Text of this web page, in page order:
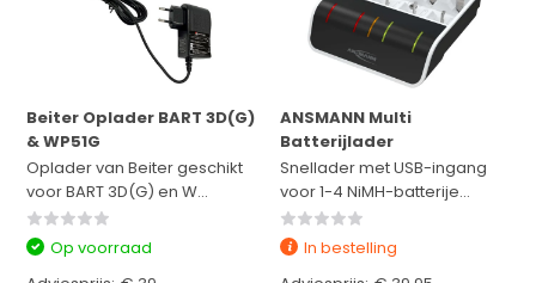
Beiter Oplader BART 3D(G)
& WP51G
Oplader van Beiter geschikt
voor BART 3D(G) en W...
Op voorraad
ANSMANN Multi
Batterijlader
Snellader met USB-ingang
voor 1-4 NiMH-batterije...
In bestelling